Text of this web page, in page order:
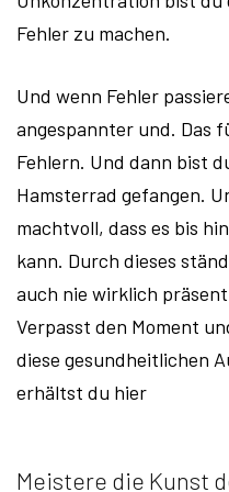
Fehler zu machen.
Und wenn Fehler
angespannter und. Das
Fehlern. Und dann bist
Hamsterrad gefangen.
machtvoll, dass es bis
kann. Durch dieses
auch nie wirklich
Verpasst den Moment
diese gesundheitlichen
erhältst du hier
Meistere die Kunst